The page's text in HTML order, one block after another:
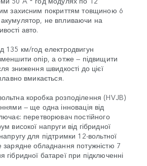
захисним покриттям товщиною 6
не впливаючи на
авто.
135 км/год електродвигун
опір, а отже — підвищити
зниження швидкості до цієї
вмикається.
коробка розподілення (HVJB)
— ще одна інновація від
перетворювач постійного
високої напруги від гібридної
для підтримки 12-вольтної
зарядне обладнання потужністю 7
гібридної батареї при підключенні